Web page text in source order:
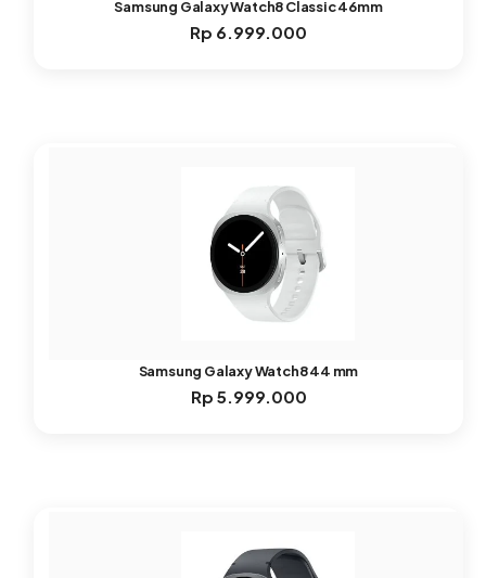
Samsung Galaxy Watch8 Classic 46mm
Rp 6.999.000
Samsung Galaxy Watch8 44 mm
Rp 5.999.000